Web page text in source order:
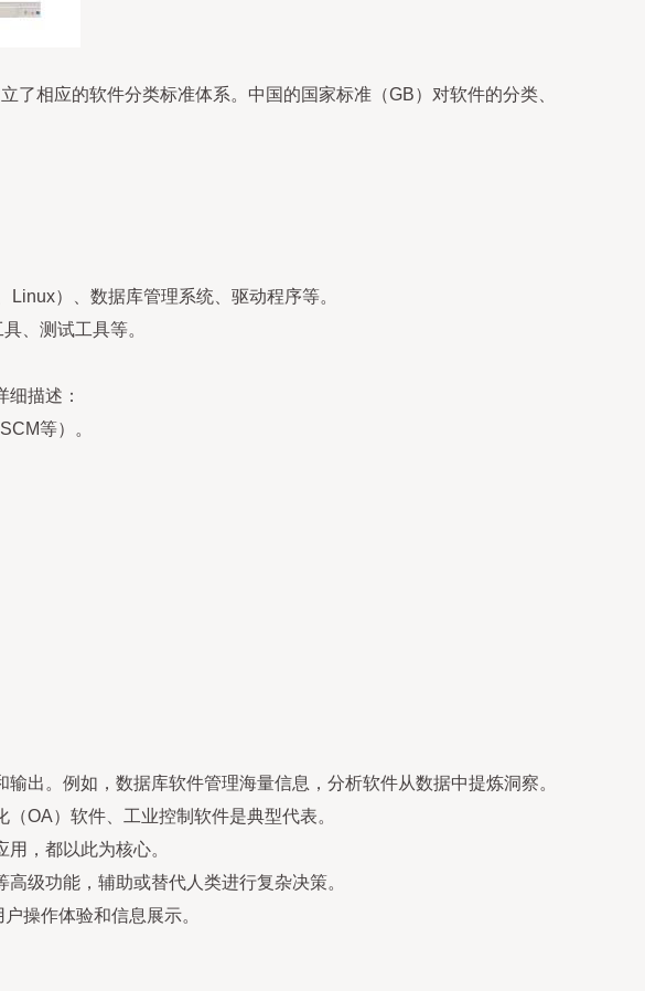
相应的软件分类标准体系。中国的国家标准（GB）对软件的分类、
）、数据库管理系统、驱动程序等。
、测试工具等。
描述：
等）。
出。例如，数据库软件管理海量信息，分析软件从数据中提炼洞察。
OA）软件、工业控制软件是典型代表。
，都以此为核心。
级功能，辅助或替代人类进行复杂决策。
操作体验和信息展示。